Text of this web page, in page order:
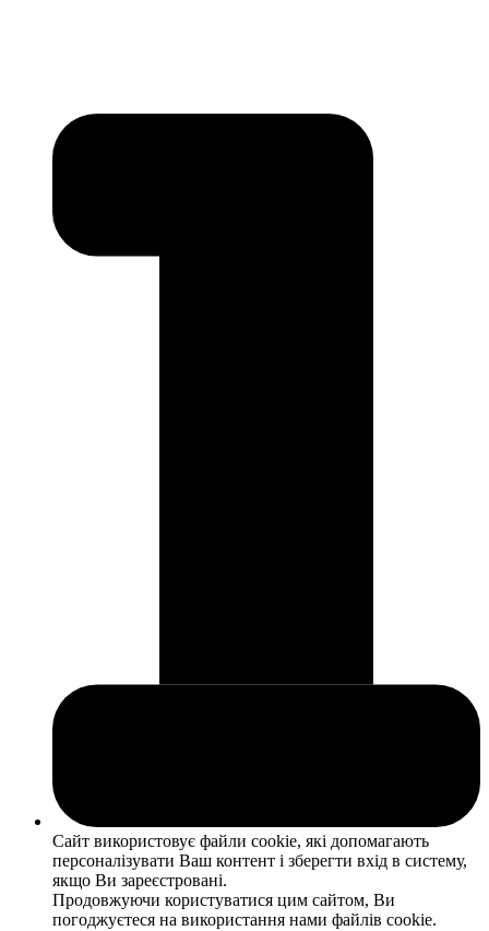
Сайт використовує файли cookie, які допомагають
персоналізувати Ваш контент і зберегти вхід в систему,
якщо Ви зареєстровані.
Продовжуючи користуватися цим сайтом, Ви
погоджуєтеся на використання нами файлів cookie.